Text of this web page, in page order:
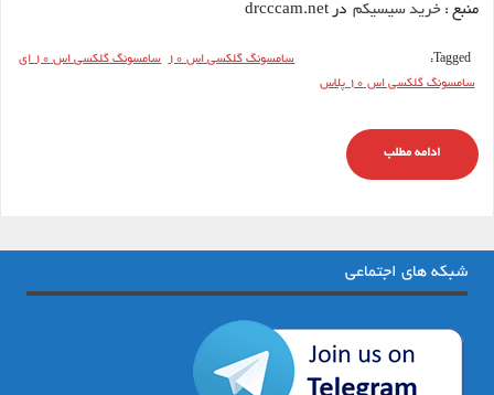
منبع :خرید سیسیکم در drcccam.net
Tagged: سامسونگ گلکسی اس 10
سامسونگ گلکسی اس 10 ای
سامسونگ گلکسی اس 10 پلاس
ادامه مطلب
شبکه های اجتماعی